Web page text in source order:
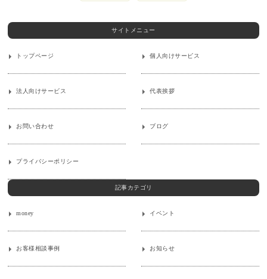
サイトメニュー
トップページ 個人向けサービス
法人向けサービス 代表挨拶
お問い合わせ ブログ
プライバシーポリシー
記事カテゴリ
money イベント
お客様相談事例 お知らせ